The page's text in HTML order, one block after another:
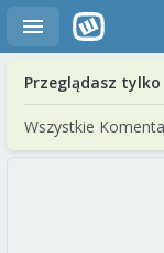
Przeglądasz
Wszystkie